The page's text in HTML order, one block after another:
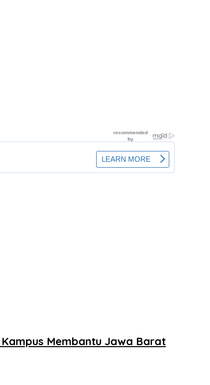
Membantu Jawa Barat